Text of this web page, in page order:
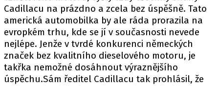
ČEŠI V AKCI
FIA CEZ & POHÁRY
MEZINÁRODNÍ SCÉNA
SLEDUJTE NÁS NA |
Cadillacu na prázdno a zcela bez úspěšně. Tato
americká automobilka by ale ráda prorazila na
evropkém trhu, kde se jí v současnosti nevede
nejlépe. Jenže v tvrdé konkurenci německých
značek bez kvalitního dieselového motoru, je
takřka nemožné dosáhnout výraznějšího
úspěchu.Sám ředitel Cadillacu tak prohlásil, že